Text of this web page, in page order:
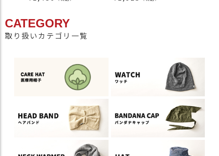
CATEGORY
取り扱いカテゴリ一覧